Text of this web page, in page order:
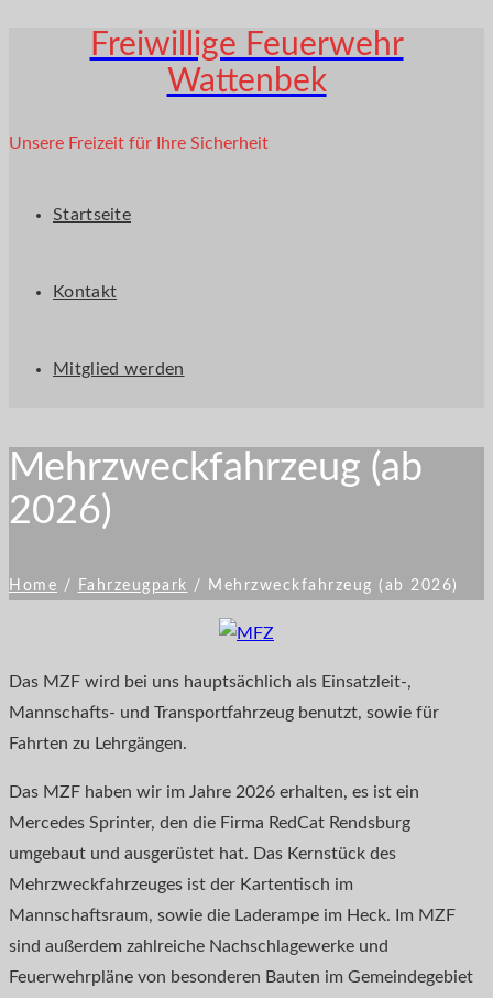
Freiwillige Feuerwehr
Wattenbek
Unsere Freizeit für Ihre Sicherheit
Startseite
Kontakt
Mitglied werden
Mehrzweckfahrzeug (ab
2026)
Home / Fahrzeugpark / Mehrzweckfahrzeug (ab 2026)
Das MZF wird bei uns hauptsächlich als Einsatzleit-,
Mannschafts- und Transportfahrzeug benutzt, sowie für
Fahrten zu Lehrgängen.
Das MZF haben wir im Jahre 2026 erhalten, es ist ein
Mercedes Sprinter, den die Firma RedCat Rendsburg
umgebaut und ausgerüstet hat. Das Kernstück des
Mehrzweckfahrzeuges ist der Kartentisch im
Mannschaftsraum, sowie die Laderampe im Heck. Im MZF
sind außerdem zahlreiche Nachschlagewerke und
Feuerwehrpläne von besonderen Bauten im Gemeindegebiet